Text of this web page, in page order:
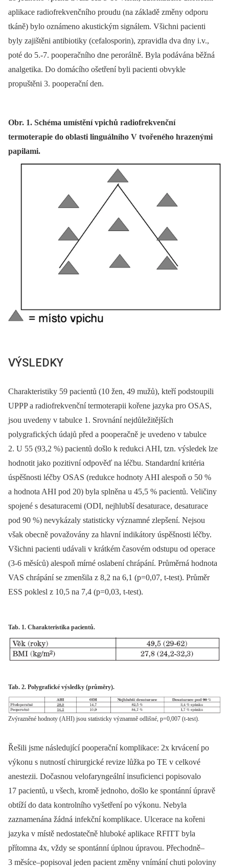
aplikace radiofrekvenčního proudu (na základě změny odporu
tkáně) bylo oznámeno akustickým signálem. Všichni pacienti
byly zajištěni antibiotiky (cefalosporin), zpravidla dva dny i.v.,
poté do 5.-7. pooperačního dne perorálně. Byla podávána běžná
analgetika. Do domácího ošetření byli pacienti obvykle
propuštěni 3. pooperační den.
Obr. 1. Schéma umístění vpichů radiofrekvenční
termoterapie do oblasti linguálního V tvořeného hrazenými
papilami.
VÝSLEDKY
Charakteristiky 59 pacientů (10 žen, 49 mužů), kteří podstoupili
UPPP a radiofrekvenční termoterapii kořene jazyka pro OSAS,
jsou uvedeny v tabulce 1. Srovnání nejdůležitějších
polygrafických údajů před a pooperačně je uvedeno v tabulce
2. U 55 (93,2 %) pacientů došlo k redukci AHI, tzn. výsledek lze
hodnotit jako pozitivní odpověď na léčbu. Standardní kritéria
úspěšnosti léčby OSAS (redukce hodnoty AHI alespoň o 50 %
a hodnota AHI pod 20) byla splněna u 45,5 % pacientů. Veličiny
spojené s desaturacemi (ODI, nejhlubší desaturace, desaturace
pod 90 %) nevykázaly statisticky významné zlepšení. Nejsou
však obecně považovány za hlavní indikátory úspěšnosti léčby.
Všichni pacienti udávali v krátkém časovém odstupu od operace
(3-6 měsíců) alespoň mírné oslabení chrápání. Průměrná hodnota
VAS chrápání se zmenšila z 8,2 na 6,1 (p=0,07, t-test). Průměr
ESS poklesl z 10,5 na 7,4 (p=0,03, t-test).
Tab. 1. Charakteristika pacientů.
Tab. 2. Polygrafické výsledky (průměry).
Zvýrazněné hodnoty (AHI) jsou statisticky významně odlišné, p=0,007 (t-test).
Řešili jsme následující pooperační komplikace: 2x krvácení po
výkonu s nutností chirurgické revize lůžka po TE v celkové
anestezii. Dočasnou velofaryngeální insuficienci popisovalo
17 pacientů, u všech, kromě jednoho, došlo ke spontánní úpravě
obtíží do data kontrolního vyšetření po výkonu. Nebyla
zaznamenána žádná infekční komplikace. Ulcerace na kořeni
jazyka v místě nedostatečně hluboké aplikace RFITT byla
přítomna 4x, vždy se spontánní úplnou úpravou. Přechodně–
3 měsíce–popisoval jeden pacient změny vnímání chuti poloviny